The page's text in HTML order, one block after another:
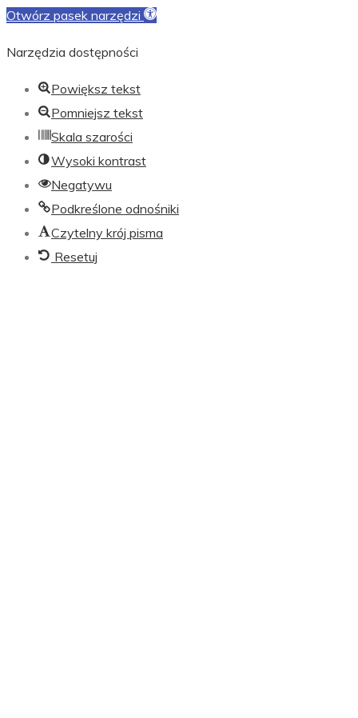
Otwórz pasek narzędzi
Narzędzia dostępności
Powiększ tekst
Pomniejsz tekst
Skala szarości
Wysoki kontrast
Negatywu
Podkreślone odnośniki
Czytelny krój pisma
Resetuj